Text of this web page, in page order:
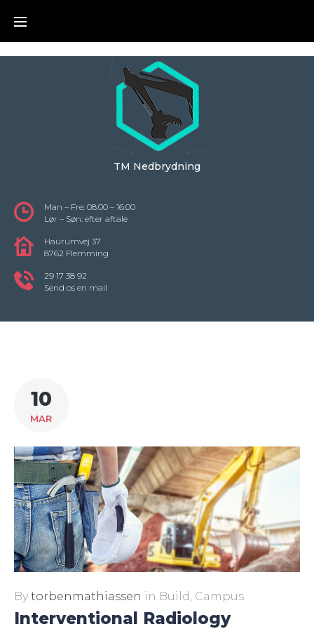
TM Nedbrydning
Man – Fre: 08:00 – 16:00
Lør – Søn: efter aftale
Haurumvej 37
8762 Flemming
29 17 38 92
Send os en mail
Dag:
10.
marts
2017
10
MAR
By torbenmathiassen in Build Campus
Interventional Radiology